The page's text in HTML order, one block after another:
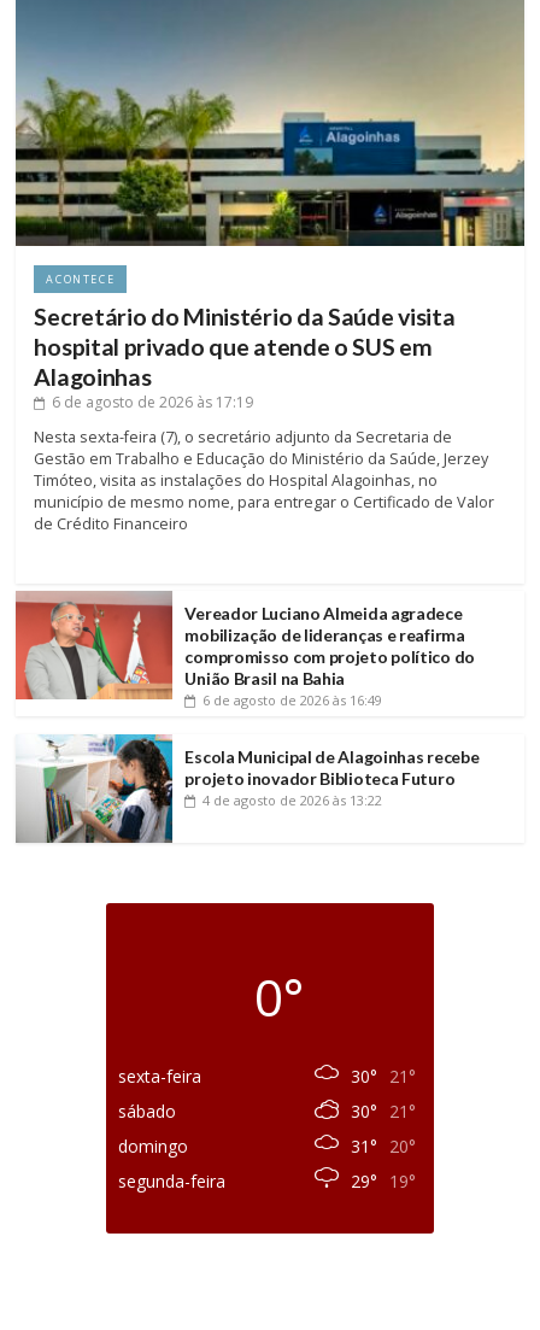
ACONTECE
Secretário do Ministério da Saúde visita
hospital privado que atende o SUS em
Alagoinhas
6 de agosto de 2026 às 17:19
Nesta sexta-feira (7), o secretário adjunto da Secretaria de
Gestão em Trabalho e Educação do Ministério da Saúde, Jerzey
Timóteo, visita as instalações do Hospital Alagoinhas, no
município de mesmo nome, para entregar o Certificado de Valor
de Crédito Financeiro
Vereador Luciano Almeida agradece
mobilização de lideranças e reafirma
compromisso com projeto político do
União Brasil na Bahia
6 de agosto de 2026 às 16:49
Escola Municipal de Alagoinhas recebe
projeto inovador Biblioteca Futuro
4 de agosto de 2026 às 13:22
0°
sexta-feira 30°
21°
sábado
30°
21°
domingo
31°
20°
segunda-feira
29° 19°